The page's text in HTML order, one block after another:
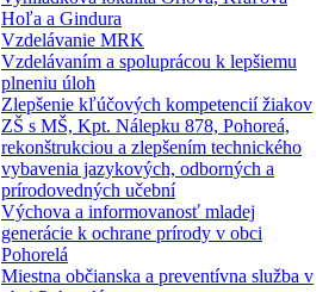
Hoľa a Gindura
Vzdelávanie MRK
Vzdelávaním a spoluprácou k lepšiemu
plneniu úloh
Zlepšenie kľúčových kompetencií žiakov
ZŠ s MŠ, Kpt. Nálepku 878, Pohoreá,
rekonštrukciou a zlepšením technického
vybavenia jazykových, odborných a
prírodovedných učební
Výchova a informovanosť mladej
generácie k ochrane prírody v obci
Pohorelá
Miestna občianska a preventívna služba v